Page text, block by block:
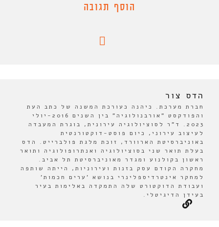
הוסף תגובה
הדס צור
חברת מערכת. כיהנה כעורכת המשנה של כתב העת
והפודקסט "אורבנולוגיה" בין השנים 2016-יולי
2023. ד"ר לסוציולוגיה עירונית, בוגרת המעבדה
לעיצוב עירוני, כיום פוסט-דוקטורנטית
באוניברסיטת הארוורד, זוכת מלגת פולברייט. הדס
בעלת תואר שני בסוציולוגיה ואנתרופולוגיה ותואר
ראשון בקולנוע ומגדר מאוניברסיטת תל אביב.
מחקרה הקודם עסק בזנות ועירוניות, הייתה שותפה
למחקר אינטרדיספלינרי בנושא 'ערים חכמות'
ועבודת הדוקטורט שלה התמקדה באלימות בעיר
בעידן הדיגיטלי.